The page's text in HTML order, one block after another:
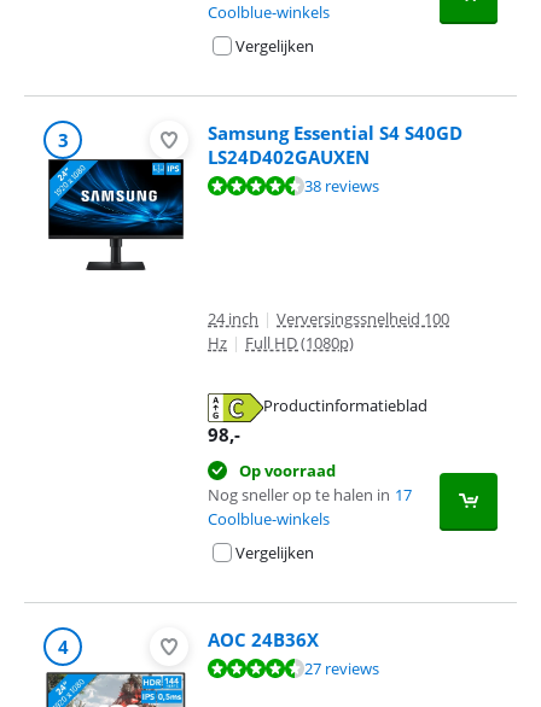
Coolblue-winkels
Vergelijken
3
Samsung Essential S4 S40GD
LS24D402GAUXEN
Beoordeling is 9,0 van de 10, gebaseerd op 38 reviews.
38 reviews
24 inch | Verversingssnelheid 100
Hz | Full HD (1080p)
Productinformatieblad
98,-
Op voorraad
Nog sneller op te halen in 17
Coolblue-winkels
Vergelijken
4 AOC 24B36X
Beoordeling is 9,4 van de 10, gebaseerd op 27 reviews.
27 reviews